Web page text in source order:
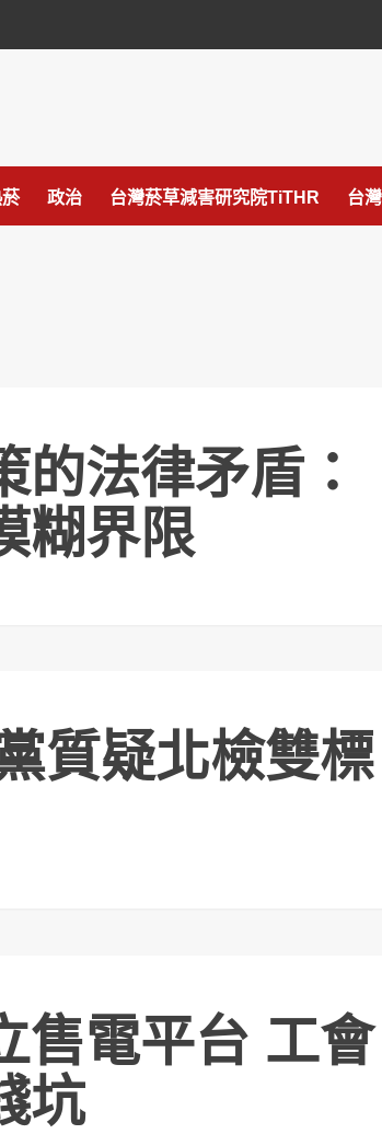
政治 台灣菸草減害研究院TiTHR 台
的法律矛盾：
糊界限
質疑北檢雙標
售電平台 工會
坑